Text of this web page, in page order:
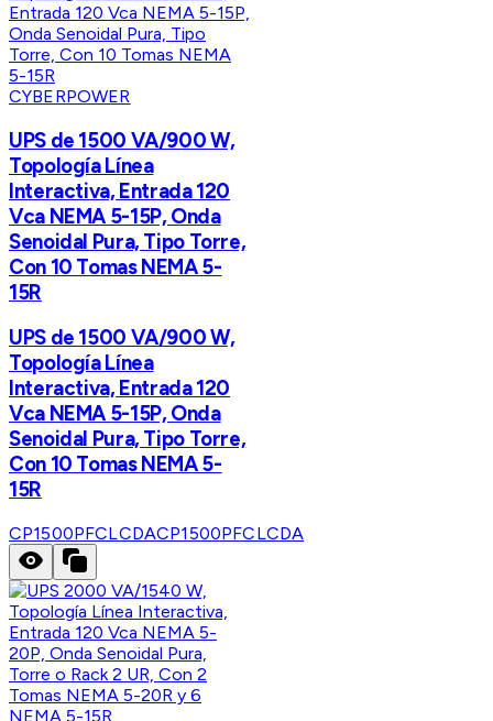
CYBERPOWER
UPS de 1500 VA/900 W,
Topología Línea
Interactiva, Entrada 120
Vca NEMA 5-15P, Onda
Senoidal Pura, Tipo Torre,
Con 10 Tomas NEMA 5-
15R
UPS de 1500 VA/900 W,
Topología Línea
Interactiva, Entrada 120
Vca NEMA 5-15P, Onda
Senoidal Pura, Tipo Torre,
Con 10 Tomas NEMA 5-
15R
CP1500PFCLCDACP1500PFCLCDA